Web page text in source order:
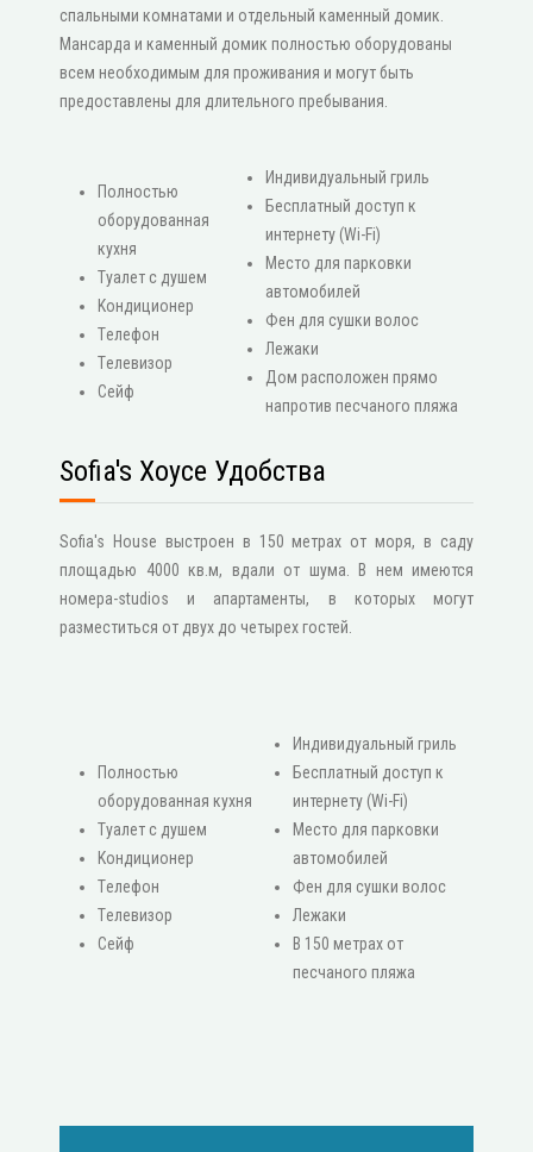
спальными комнатами и отдельный каменный домик.
Мансарда и каменный домик полностью оборудованы
всем необходимым для проживания и могут быть
предоставлены для длительного пребывания.
Πолностью
оборудованная
кухня
Туалет с душем
Κондиционер
Τелефон
Τелевизор
Сейф
Индивидуальный гриль
Бесплатный доступ к
интернету (Wi-Fi)
Место для парковки
автомобилей
Фен для сушки волос
Лежаки
Дом расположен прямо
напротив песчаного пляжа
Sofia's Хоусе Удобства
Sofia's House выстроен в 150 метрах от моря, в саду
площадью 4000 кв.м, вдали от шума. В нем имеются
номера-studios и апартаменты, в которых могут
разместиться от двух до четырех гостей.
Πолностью
оборудованная кухня
Туалет с душем
Κондиционер
Τелефон
Τелевизор
Сейф
Индивидуальный гриль
Бесплатный доступ к
интернету (Wi-Fi)
Место для парковки
автомобилей
Фен для сушки волос
Лежаки
В 150 метрах от
песчаного пляжа